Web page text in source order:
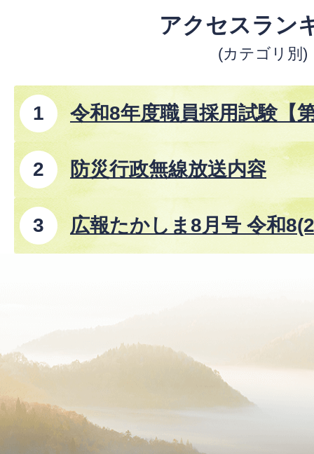
アクセスラン
(カテゴリ別)
令和8年度職員採用試験【
防災行政無線放送内容
広報たかしま8月号 令和